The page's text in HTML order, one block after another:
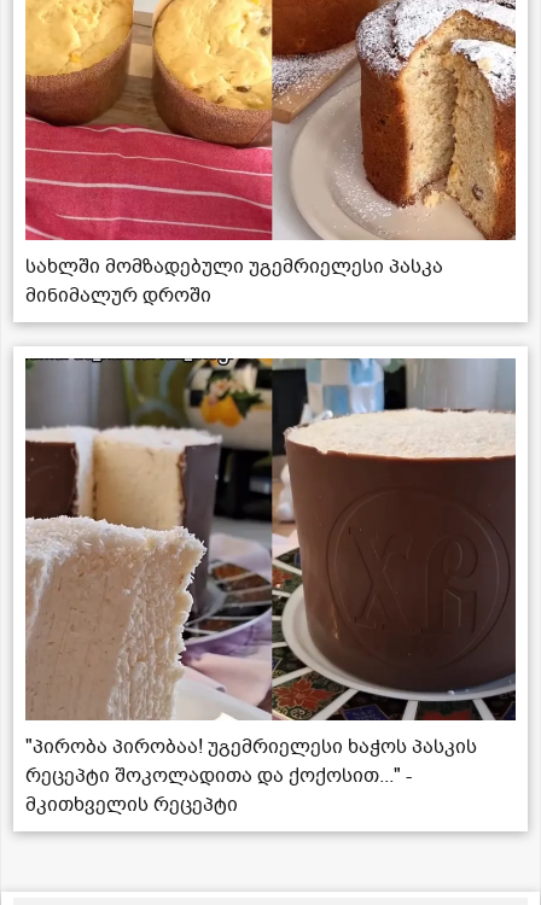
სახლში მომზადებული უგემრიელესი პასკა
მინიმალურ დროში
"პირობა პირობაა! უგემრიელესი ხაჭოს პასკის
რეცეპტი შოკოლადითა და ქოქოსით..." -
მკითხველის რეცეპტი